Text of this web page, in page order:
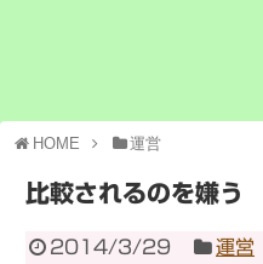
HOME 運営
比較されるのを嫌う
2014/3/29 運営